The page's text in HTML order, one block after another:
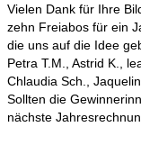
Vielen Dank für Ihre
zehn Freiabos für ein
die uns auf die Idee
Petra T.M., Astrid K.,
Chlaudia Sch.,
Sollten die
nächste